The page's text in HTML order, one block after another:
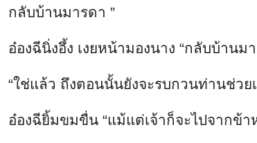
กลับบ้านมารดา ”
อ๋องฉีนิ่งอึ้ง เงยหน้ามองนาง “กลับบ้านม
“ใช่แล้ว ถึงตอนนั้นยังจะรบกวนท่านช่ว